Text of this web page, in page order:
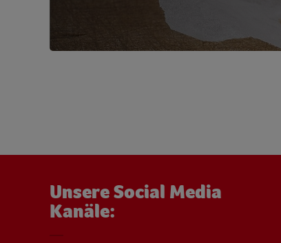
Unsere Social Media
Kanäle: